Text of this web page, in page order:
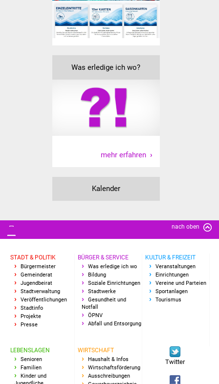
Beirat Süßener Vereine
Sportanlagen
Schwäbischer Albtrauf
Route der
Industriekultur
Stadtseniorenrat
Pflegeheim
Familien
Kinder und Jugendliche
Schülerferienprogramm
Migration und Integration
Was erledige ich wo?
mehr erfahren
Kalender
nach oben
STADT & POLITIK
Bürgermeister
Gemeinderat
Jugendbeirat
Stadtverwaltung
Veröffentlichungen
Stadtinfo
Projekte
Presse
BÜRGER & SERVICE
Was erledige ich wo
Bildung
Soziale Einrichtungen
Stadtwerke
Gesundheit und
Notfall
ÖPNV
Abfall und Entsorgung
KULTUR & FREIZEIT
Veranstaltungen
Einrichtungen
Vereine und Parteien
Sportanlagen
Tourismus
LEBENSLAGEN
Senioren
Familien
Kinder und
WIRTSCHAFT
Haushalt & Infos
Wirtschaftsförderung
Ausschreibungen
Twitter